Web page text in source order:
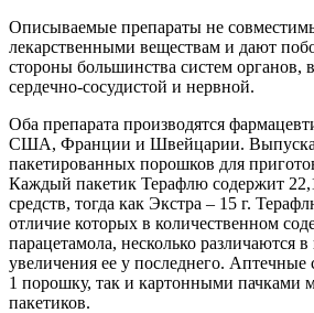
Описываемые препараты не
лекарственными веществам и дают
стороны большинства систем органов,
сердечно-сосудистой и нервной.
Оба препарата производятся
США, Франции и Швейцарии.
пакетированных порошков для
Каждый пакетик Терафлю содержит
средств, тогда как Экстра – 15 г.
отличие которых в количественном
парацетамола, несколько различаются
увеличения ее у последнего. Аптечные
1 порошку, так и картонными пачками
пакетиков.